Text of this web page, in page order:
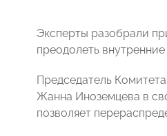
Эксперты разобрали
преодолеть
Председатель
Жанна Иноземцева в
позволяет